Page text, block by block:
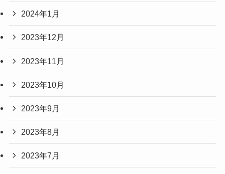
2024年1月
2023年12月
2023年11月
2023年10月
2023年9月
2023年8月
2023年7月